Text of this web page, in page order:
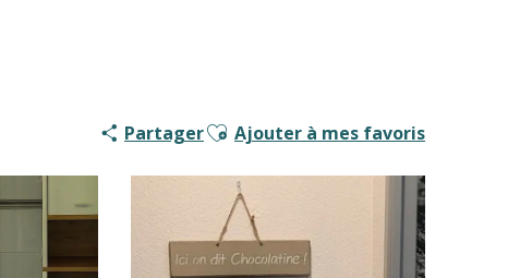
PartagerAjouter aux favoris
Ajouter à mes favoris